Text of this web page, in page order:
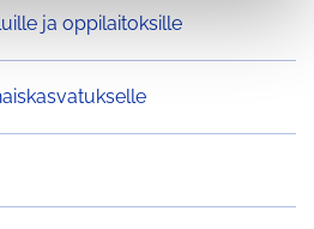
ja oppilaitoksille